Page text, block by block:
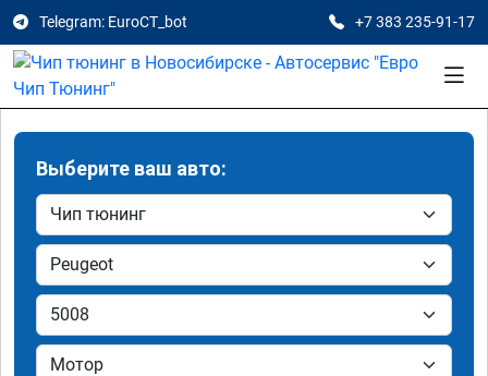
Telegram: EuroCT_bot +7 383 235-91-17
Выберите ваш авто: